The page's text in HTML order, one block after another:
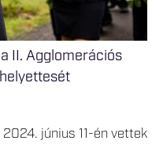
II. Agglomerációs
június 11-én vettek